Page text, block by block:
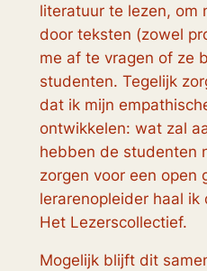
literatuur te lezen, om
door teksten (zowel
me af te vragen of ze
studenten. Tegelijk
dat ik mijn
ontwikkelen: wat zal
hebben de studenten
zorgen voor een open
lerarenopleider haal
Het Lezerscollectief.
Mogelijk blijft dit